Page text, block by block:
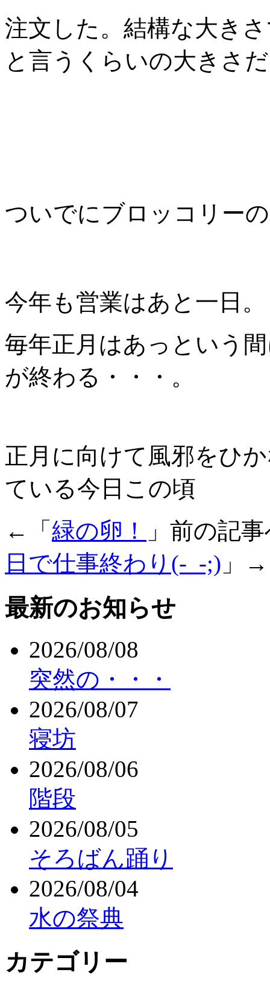
注文した。結構な大き
と言うくらいの大きさ
ついでにブロッコリー
今年も営業はあと一日。
毎年正月はあっという
が終わる・・・。
正月に向けて風邪をひ
ている今日この頃
←「 緑の卵！
」前の記
日で仕事終わり(-_-;) 」→
最新のお知らせ
2026/08/08
突然の・・・
2026/08/07
寝坊
2026/08/06
階段
2026/08/05
そろばん踊り
2026/08/04
水の祭典
カテゴリー